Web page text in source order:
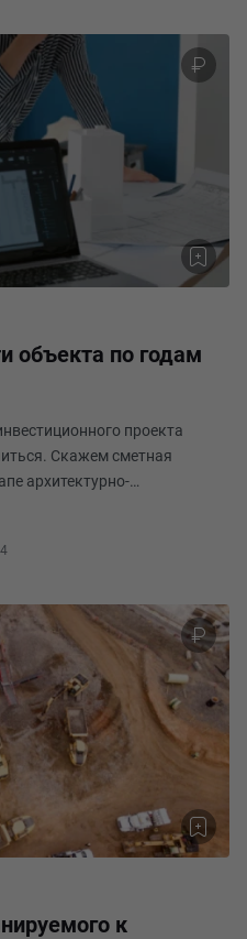
объекта по годам
проекта
Скажем сметная
архитектурно-
к